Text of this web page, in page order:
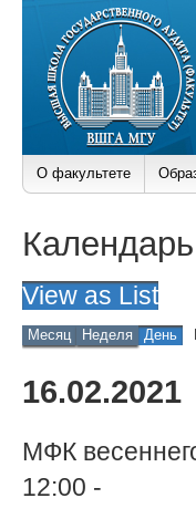
О факультете
View as List
Месяц Неделя День
16.02.2021
МФК
12:00 -